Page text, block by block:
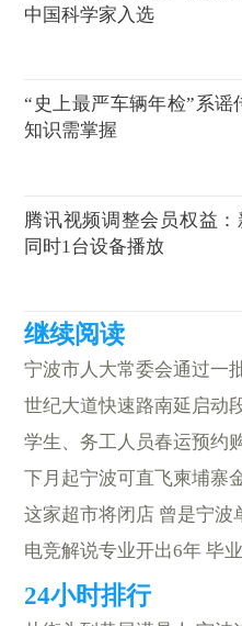
中国科学家入选
“史上最严车辆年检”系谣
知识需掌握
腾讯视频调整会员权益
同时1台设备播放
宁波市人大常委会通过一
世纪大道快速路南延启动
学生、务工人员春运预约
下月起宁波可直飞柬埔寨
这家超市将闭店 曾是宁波
电竞解说专业开出6年 毕